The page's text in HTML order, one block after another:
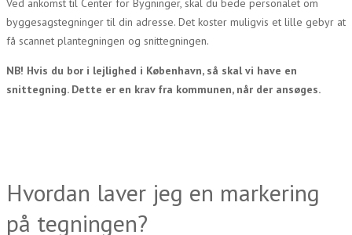
byggesagstegninger til din adresse. Det koster muligvis et lille gebyr at
få scannet plantegningen og snittegningen.
NB! Hvis du bor i lejlighed i København, så skal vi have en
snittegning. Dette er en krav fra kommunen, når der ansøges.
Hvordan laver jeg en markering
på tegningen?